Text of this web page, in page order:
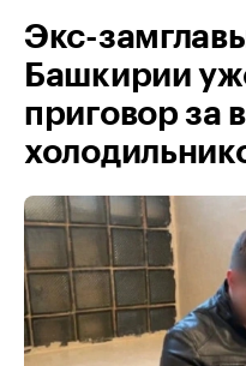
Экс-
Башкирии
приговор за